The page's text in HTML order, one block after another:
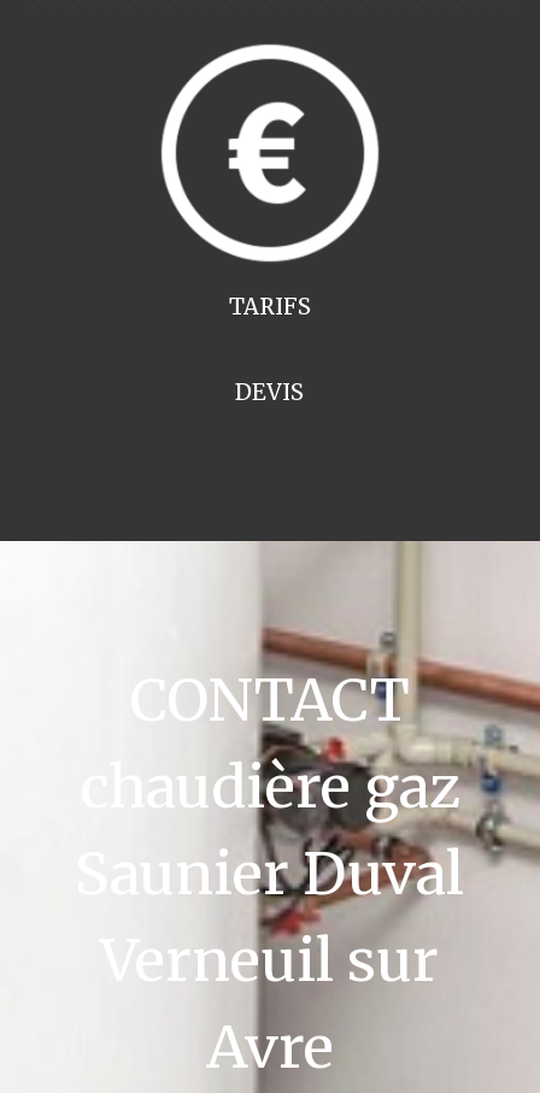
TARIFS
DEVIS
CONTACT
chaudière gaz
Saunier Duval
Verneuil sur
Avre